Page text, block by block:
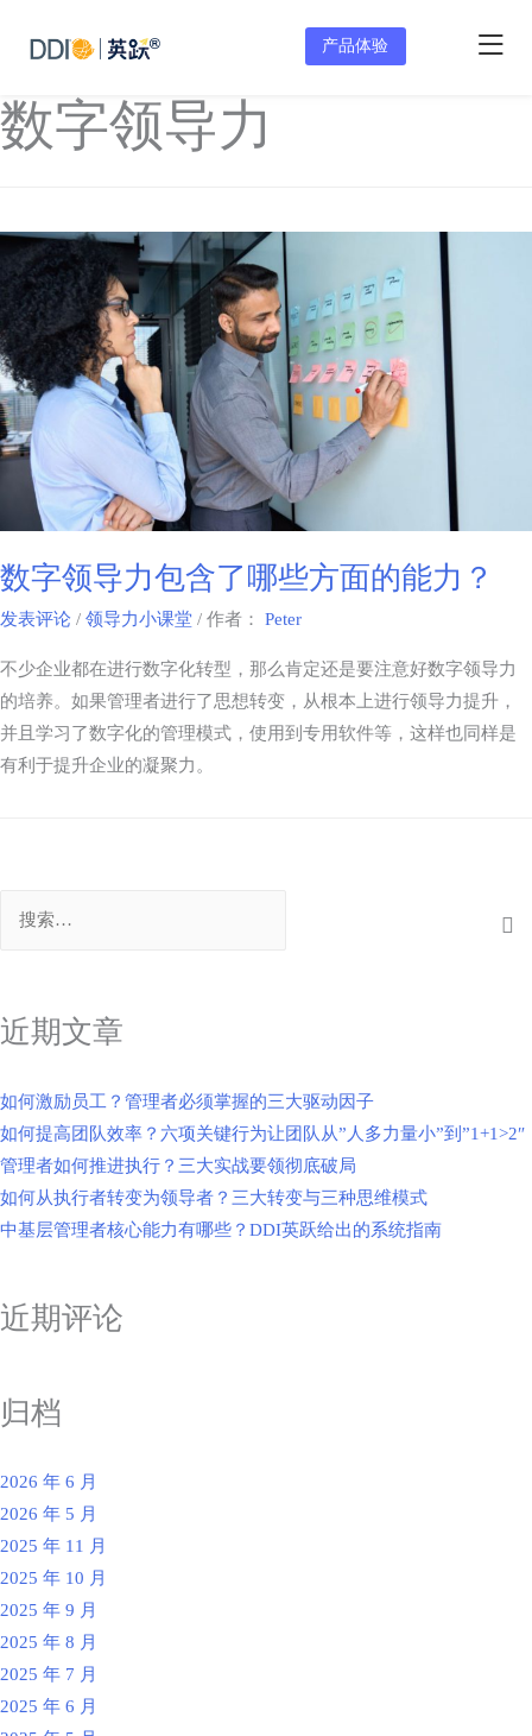
产品体验
数字领导力
数字领导力包含了哪些方面的能力？
发表评论 / 领导力小课堂 / 作者： Peter
不少企业都在进行数字化转型，那么肯定还是要注意好数字领导力
的培养。如果管理者进行了思想转变，从根本上进行领导力提升，
并且学习了数字化的管理模式，使用到专用软件等，这样也同样是
有利于提升企业的凝聚力。
近期文章
如何激励员工？管理者必须掌握的三大驱动因子
如何提高团队效率？六项关键行为让团队从”人多力量小”到”1+1>2″
管理者如何推进执行？三大实战要领彻底破局
如何从执行者转变为领导者？三大转变与三种思维模式
中基层管理者核心能力有哪些？DDI英跃给出的系统指南
近期评论
归档
2026 年 6 月
2026 年 5 月
2025 年 11 月
2025 年 10 月
2025 年 9 月
2025 年 8 月
2025 年 7 月
2025 年 6 月